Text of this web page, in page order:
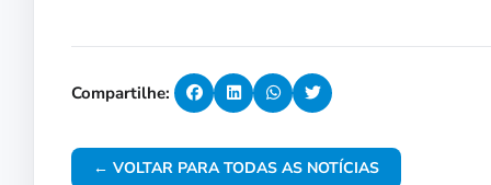
Compartilhe:
← VOLTAR PARA TODAS AS NOTÍCIAS